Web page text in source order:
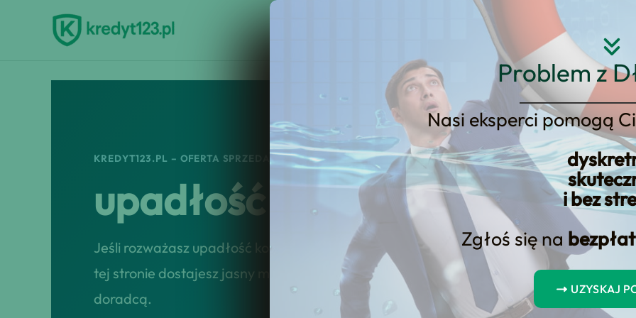
Problem z
Nasi eksperci pomogą
i bez
Zgłoś się na
UZYSKAJ
Strona główna O nas
KREDYT123.PL – OFERTA SPRZEDAŻOWA
upadłość konsumencka 2023
Jeśli rozważasz upadłość konsumencka 2023, potrzebujesz konkretnej oferty
tej stronie dostajesz jasny model współpracy, realne scenariusze działania i szybkie
doradcą.